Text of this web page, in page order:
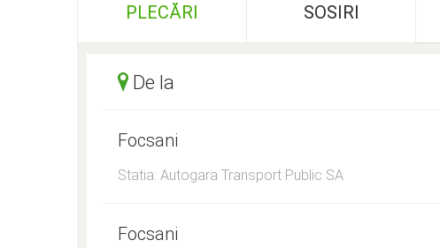
PLECĂRI SOSIRI
De la
Focsani
Statia: Autogara Transport Public SA
Focsani